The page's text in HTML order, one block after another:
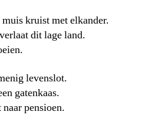
kruist met elkander.
dit lage land.
levenslot.
gatenkaas.
pensioen.